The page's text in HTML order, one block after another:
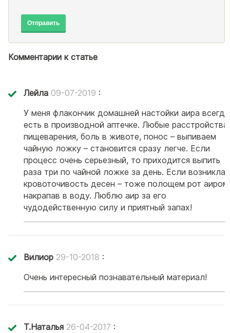
Отправить
Комментарии к статье
Лейла 09-07-2019 :
У меня флакончик домашней настойки аира всегда
есть в производной аптечке. Любые расстройства
пищеварения, боль в животе, понос – выпиваем
чайную ложку – становится сразу легче. Если
процесс очень серьезный, то приходится выпить
раза три по чайной ложке за день. Если возникла
кровоточивость десен – тоже полощем рот аиром,
накрапав в воду. Люблю аир за его
чудодейственную силу и приятный запах!
Вилиор 29-10-2018 :
Очень интересный познавательный материал!
Т.Наталья 26-04-2017 :